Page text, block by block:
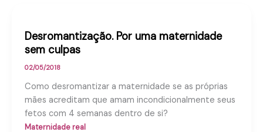
Desromantização. Por uma maternidade
sem culpas
02/05/2018
Como desromantizar a maternidade se as próprias
mães acreditam que amam incondicionalmente seus
fetos com 4 semanas dentro de si?
Maternidade real